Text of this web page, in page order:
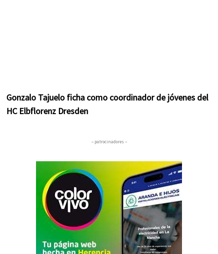
Gonzalo Tajuelo ficha como coordinador de jóvenes del
HC Elbflorenz Dresden
– patrocinadores –